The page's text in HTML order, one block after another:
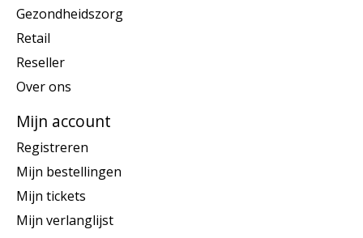
Gezondheidszorg
Retail
Reseller
Over ons
Mijn account
Registreren
Mijn bestellingen
Mijn tickets
Mijn verlanglijst